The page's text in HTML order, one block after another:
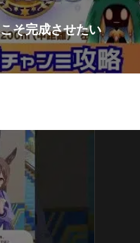
そ完成させたい